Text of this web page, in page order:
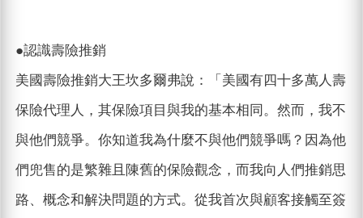
●認識壽險推銷
美國壽險推銷大王坎多爾弗說：「美國有四十多萬人壽
保險代理人，其保險項目與我的基本相同。然而，我不
與他們競爭。你知道我為什麼不與他們競爭嗎？因為他
們兜售的是繁雜且陳舊的保險觀念，而我向人們推銷思
路、概念和解決問題的方式。從我首次與顧客接觸至簽